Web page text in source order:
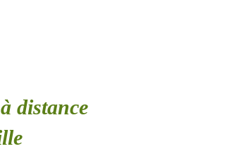
distance